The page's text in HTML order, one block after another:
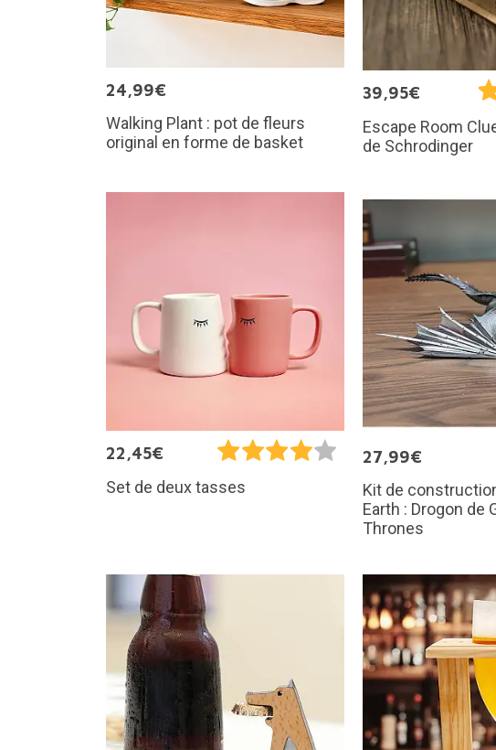
24,99€
Walking Plant : pot de fleurs
original en forme de basket
39,95€
Escape Room
de Schrodinger
22,45€
Set de deux tasses
27,99€
Kit de
Earth : Drogon de
Thrones